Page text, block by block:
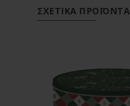
ΣΧΕΤΙΚΆ ΠΡΟΪΌΝΤΑ